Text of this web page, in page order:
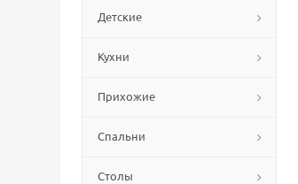
Детские
Кухни
Прихожие
Спальни
Столы